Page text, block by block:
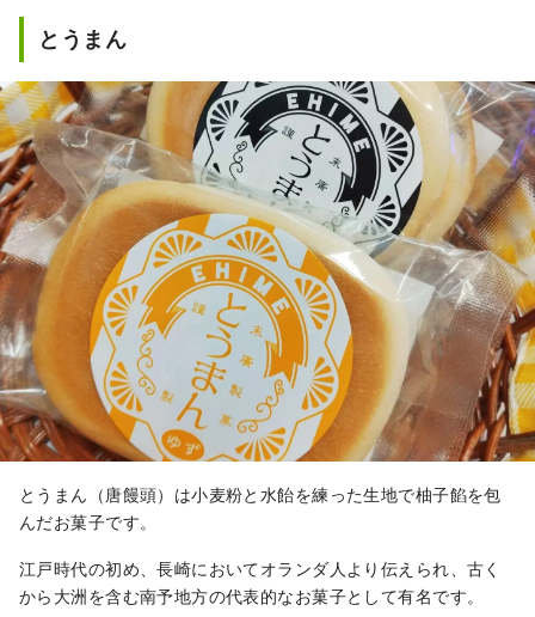
とうまん
とうまん（唐饅頭）は小麦粉と水飴を練った生地で柚子餡を包
んだお菓子です。
江戸時代の初め、長崎においてオランダ人より伝えられ、古く
から大洲を含む南予地方の代表的なお菓子として有名です。